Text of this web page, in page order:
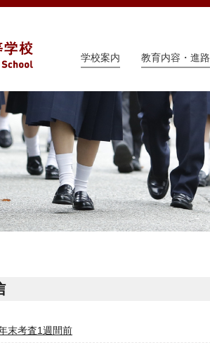
学校案内 教育内容・進路
末考査1週間前